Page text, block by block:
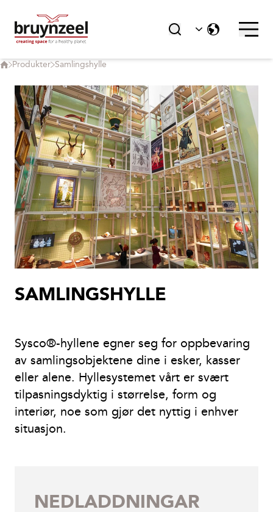
Produkter Samlingshylle
SAMLINGSHYLLE
Sysco®-hyllene egner seg for oppbevaring
av samlingsobjektene dine i esker, kasser
eller alene. Hyllesystemet vårt er svært
tilpasningsdyktig i størrelse, form og
interiør, noe som gjør det nyttig i enhver
situasjon.
NEDLADDNINGAR